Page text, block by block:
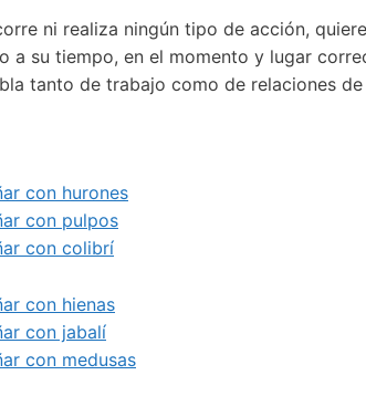
ni realiza ningún tipo de acción,
su tiempo, en el momento y lugar
tanto de trabajo como de relaciones
con hurones
con pulpos
con colibrí
con hienas
con jabalí
con medusas